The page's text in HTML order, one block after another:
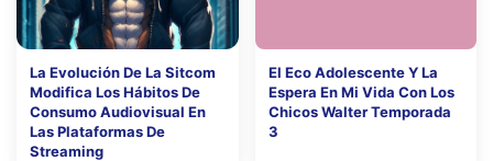
La Evolución De La Sitcom
Modifica Los Hábitos De
Consumo Audiovisual En
Las Plataformas De
Streaming
El Eco Adolescente Y La
Espera En Mi Vida Con Los
Chicos Walter Temporada
3